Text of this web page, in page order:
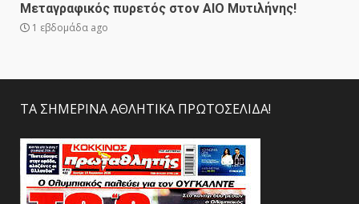
Μεταγραφικός πυρετός στον ΑΙΟ Μυτιλήνης!
1 εβδομάδα ago
ΤΑ ΣΗΜΕΡΙΝΑ ΑΘΛΗΤΙΚΑ ΠΡΩΤΟΣΕΛΙΔΑ!